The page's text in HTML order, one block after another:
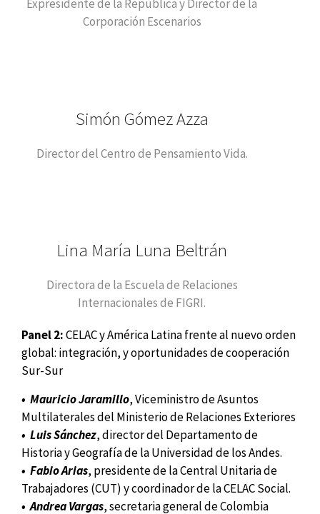
Expresidente de la República y Director de la
Corporación Escenarios
Simón Gómez Azza
Director del Centro de Pensamiento Vida.
Lina María Luna Beltrán
Directora de la Escuela de Relaciones
Internacionales de FIGRI.
Panel 2:CELAC y América Latina frente al nuevo orden
global: integración, y oportunidades de cooperación
Sur-Sur
• Mauricio Jaramillo, Viceministro de Asuntos
Multilaterales del Ministerio de Relaciones Exteriores
• Luis Sánchez, director del Departamento de
Historia y Geografía de la Universidad de los Andes.
• Fabio Arias, presidente de la Central Unitaria de
Trabajadores (CUT) y coordinador de la CELAC Social.
• Andrea Vargas, secretaria general de Colombia